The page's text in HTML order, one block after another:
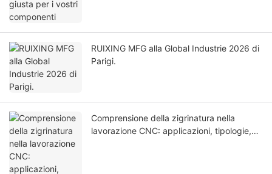
RUIXING MFG alla Global Industrie 2026 di
Parigi.
Comprensione della zigrinatura nella
lavorazione CNC: applicazioni, tipologie,